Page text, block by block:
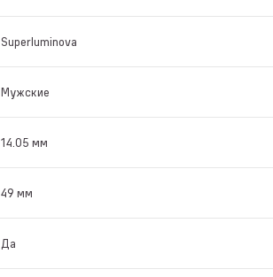
Superluminova
Мужские
14.05 мм
49 мм
Да